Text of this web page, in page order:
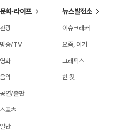
문화·라이프
관광
방송/TV
영화
음악
공연/출판
스포츠
일반
뉴스발전소
이슈크래커
요즘, 이거
그래픽스
한 컷